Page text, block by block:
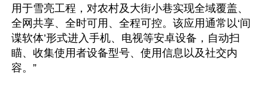
用于雪亮工程，对农村及大街小巷实现全域覆盖、
全网共享、全时可用、全程可控。该应用通常以‘间
谍软体’形式进入手机、电视等安卓设备，自动扫
瞄、收集使用者设备型号、使用信息以及社交内
容。”